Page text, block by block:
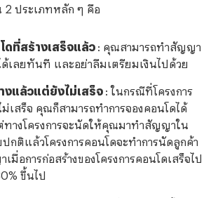
2 ประเภทหลัก ๆ คือ
ดที่สร้างเสร็จแล้ว : คุณสามารถทำสัญญา
ด้เลยทันที และอย่าลืมเตรียมเงินไปด้วย
งแล้วแต่ยังไม่เสร็จ : ในกรณีที่โครงการ
ม่เสร็จ คุณก็สามารถทำการจองคอนโดได้
ทางโครงการจะนัดให้คุณมาทำสัญญาใน
ปกติแล้วโครงการคอนโดจะทำการนัดลูกค้า
มื่อการก่อสร้างของโครงการคอนโดเสร็จไป
ขึ้นไป